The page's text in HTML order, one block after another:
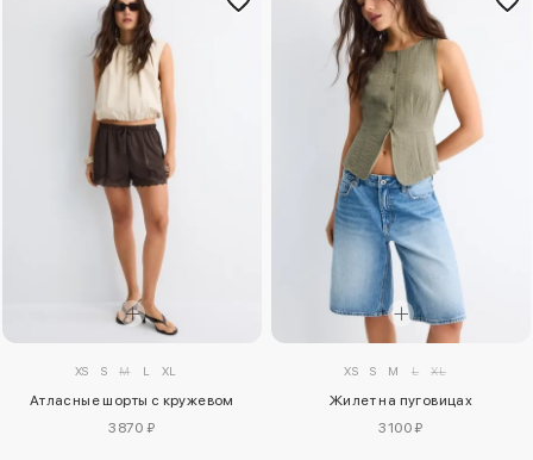
XS S M L XL
Атласные шорты с кружевом
3870 ₽
XS S M L XL
Жилет на пуговицах
3100 ₽